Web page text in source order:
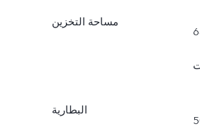
مساحة التخزين
جيجا
البطارية